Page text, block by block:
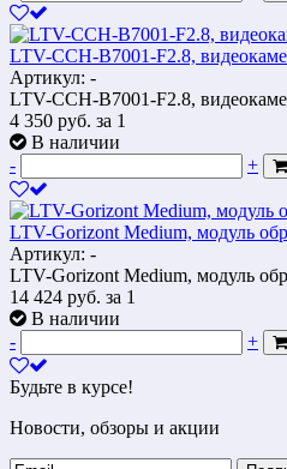
LTV-CCH-B7001-F2.8,
Артикул: -
LTV-CCH-B7001-F2.8,
4 350 руб. за 1
В наличии
-
+
LTV-Gorizont Medium, модуль
Артикул: -
LTV-Gorizont Medium, модуль
14 424 руб. за 1
В наличии
-
+
Будьте в курсе!
Новости, обзоры и акции